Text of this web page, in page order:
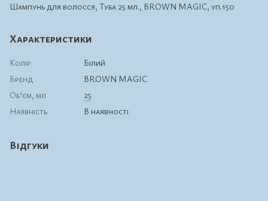
Шампунь для волосся, Туба 25 мл., BROWN MAGIC, уп.150
Характеристики
Колір
Білий
Бренд
BROWN MAGIC
Об'єм, мл
25
Наявність
В наявності
Відгуки